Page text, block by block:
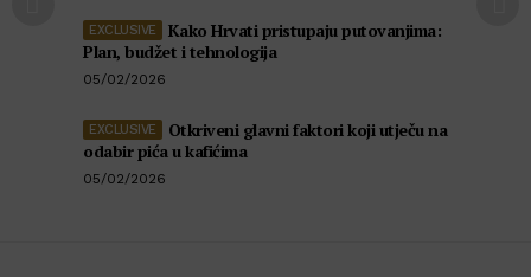
Kako Hrvati pristupaju putovanjima:
Plan, budžet i tehnologija
05/02/2026
Otkriveni glavni faktori koji utječu na
odabir pića u kafićima
05/02/2026